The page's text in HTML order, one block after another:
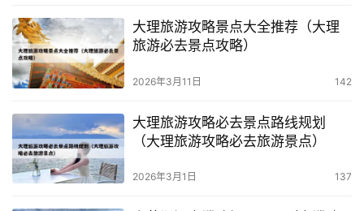
大理旅游攻略景点大全推荐（大理
旅游必去景点攻略）
2026年3月11日 142
大理旅游攻略必去景点路线规划
（大理旅游攻略必去旅游景点）
2026年3月1日 137